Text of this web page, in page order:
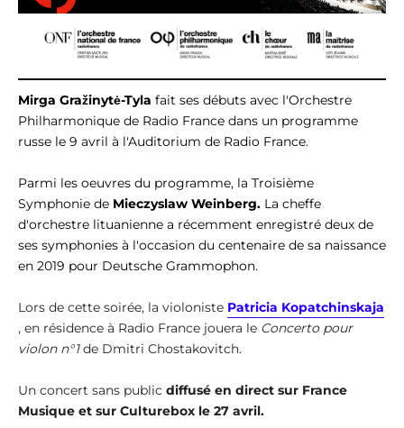
Mirga Gražinytė-Tyla fait ses débuts avec l'Orchestre
Philharmonique de Radio France dans un programme
russe le 9 avril à l'Auditorium de Radio France.
Parmi les oeuvres du programme, la Troisième
Symphonie de Mieczyslaw Weinberg. La cheffe
d'orchestre lituanienne a récemment enregistré deux de
ses symphonies à l'occasion du centenaire de sa naissance
en 2019 pour Deutsche Grammophon.
Lors de cette soirée, la violoniste Patricia Kopatchinskaja
, en résidence à Radio France jouera le Concerto pour
violon n°1de Dmitri Chostakovitch.
Un concert sans public diffusé en direct sur France
Musique et sur Culturebox le 27 avril.